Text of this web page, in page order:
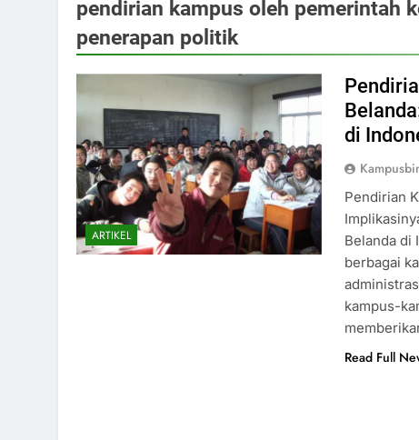
pendirian kampus oleh pemerintah
penerapan politik
ARTIKEL
di
Pendirian
Belanda di
berbagai
kampus-
Read Full